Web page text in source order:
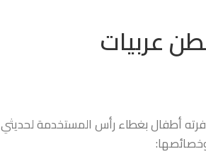
عربيات
أطفال بغطاء رأس المستخدمة لحديثي